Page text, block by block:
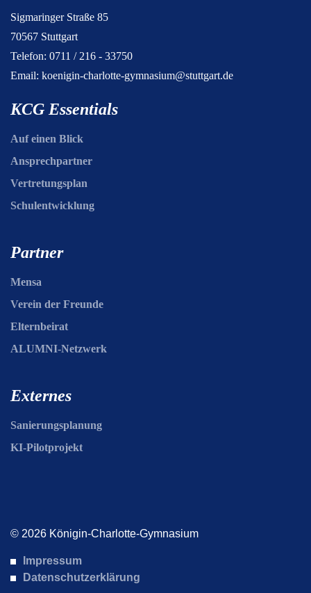
Sigmaringer Straße 85
70567 Stuttgart
Telefon: 0711 / 216 - 33750
Email: koenigin-charlotte-gymnasium@stuttgart.de
KCG Essentials
Auf einen Blick
Ansprechpartner
Vertretungsplan
Schulentwicklung
Partner
Mensa
Verein der Freunde
Elternbeirat
ALUMNI-Netzwerk
Externes
Sanierungsplanung
KI-Pilotprojekt
Impressum
Datenschutzerklärung
© 2026 Königin-Charlotte-Gymnasium